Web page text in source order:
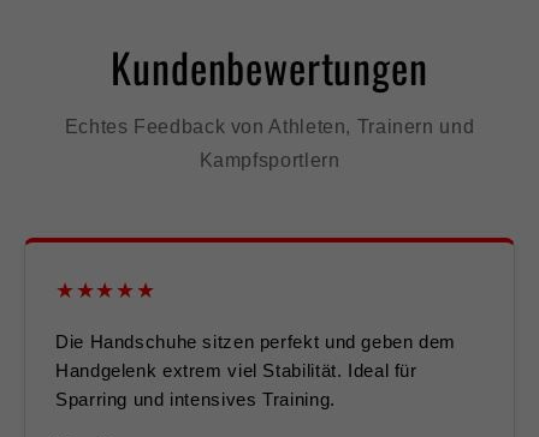
Kundenbewertungen
Echtes Feedback von Athleten, Trainern und
Kampfsportlern
★★★★★
Die Handschuhe sitzen perfekt und geben dem
Handgelenk extrem viel Stabilität. Ideal für
Sparring und intensives Training.